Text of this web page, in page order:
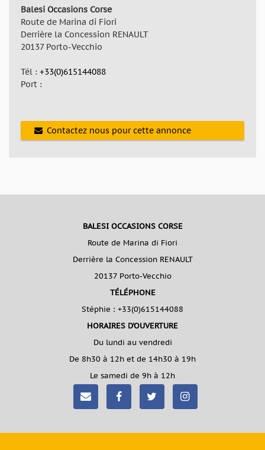
Balesi Occasions Corse
Route de Marina di Fiori
Derrière la Concession RENAULT
20137 Porto-Vecchio
Tél : +33(0)615144088
Port :
Contactez nous pour cette annonce
BALESI OCCASIONS CORSE
Route de Marina di Fiori
Derrière la Concession RENAULT
20137 Porto-Vecchio
TÉLÉPHONE
Stéphie : +33(0)615144088
HORAIRES D'OUVERTURE
Du lundi au vendredi
De 8h30 à 12h et de 14h30 à 19h
Le samedi de 9h à 12h